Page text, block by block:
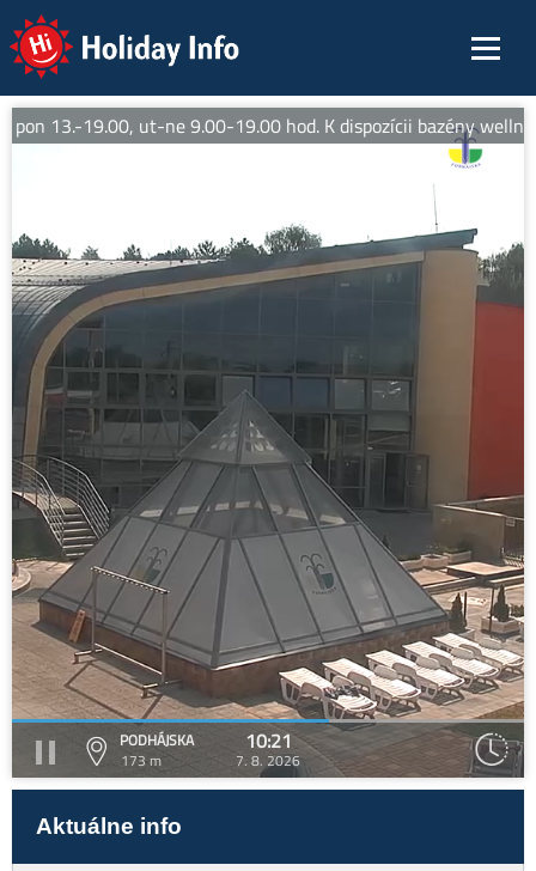
Holiday Info
13.-19.00, ut-ne 9.00-19.00 hod. K dispozícii bazény
PODHÁJSKA
173 m
10:21
7. 8. 2026
Aktuálne info